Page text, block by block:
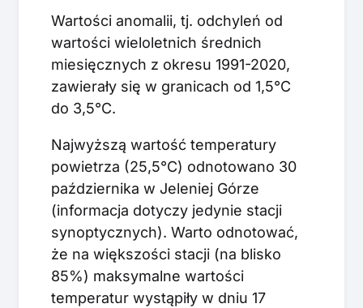
Wartości anomalii, tj. odchyleń od
wartości wieloletnich średnich
miesięcznych z okresu 1991-2020,
zawierały się w granicach od 1,5°C
do 3,5°C.
Najwyższą wartość temperatury
powietrza (25,5°C) odnotowano 30
października w Jeleniej Górze
(informacja dotyczy jedynie stacji
synoptycznych). Warto odnotować,
że na większości stacji (na blisko
85%) maksymalne wartości
temperatur wystąpiły w dniu 17